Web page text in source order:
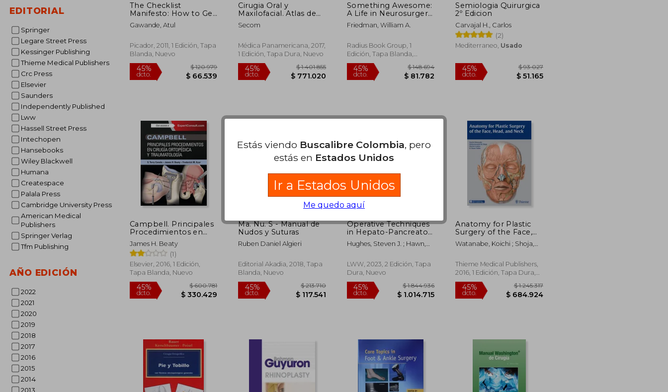
EDITORIAL
Springer
Legare Street Press
Kessinger Publishing
Thieme Medical Publishers
Crc Press
Elsevier
Saunders
Independently Published
Lww
Hassell Street Press
Intechopen
Hansebooks
Wiley Blackwell
Humana
Createspace
Palala Press
Cambridge University Press
American Medical
Publishers
Springer Verlag
Tfm Publishing
AÑO EDICIÓN
2022
2021
2020
2019
2018
2017
2016
2015
2014
2013
The Checklist
Manifesto: How to Get
Things Right (en
Inglés)
Gawande, Atul
Picador, 2011, 1 Edición, Tapa
Blanda, Nuevo
45%
dcto.
Cirugia Oral y
Maxilofacial. Atlas de
Procedimientos y
Tecnicas Quirurgicas
Secom
Médica Panamericana, 2017,
1 Edición, Tapa Dura, Nuevo
45%
dcto.
$ 1.401.855
$ 771.020
Something Awesome:
A Life in Neurosurgery
(en Inglés)
Friedman, William A.
Radius Book Group, 1
Edición, Tapa Blanda,
Nuevo
45%
dcto.
$ 148.694
Semiologia Quirurgica
2º Edicion
Carvajal H., Carlos
(2)
Mediterraneo, Usado
45%
dcto.
Campbell. Principales
Procedimientos en
Cirugía Ortopédica y
Traumatología +
Expertconsult
James H. Beaty
(1)
Elsevier, 2016, 1 Edición,
Tapa Blanda, Nuevo
Ma. Nu. S - Manual de
Nudos y Suturas
Ruben Daniel Algieri
Editorial Akadia, 2018, Tapa
Blanda, Nuevo
Operative Techniques
in Hepato-Pancreato-
Biliary Surgery: Print +
eBook with
Hughes, Steven J. ; Hawn,
LWW, 2023, 2 Edición, Tapa
Dura, Nuevo
Anatomy for Plastic
Surgery of the Face,
Head, and Neck (en
Inglés)
Watanabe, Koichi ; Shoja,
Marios
Thieme Medical Publishers,
2016, 1 Edición, Tapa Dura,
Nuevo
Estás viendo Buscalibre Colombia, pero
estás en Estados Unidos
Ir a Estados Unidos
Me quedo aquí